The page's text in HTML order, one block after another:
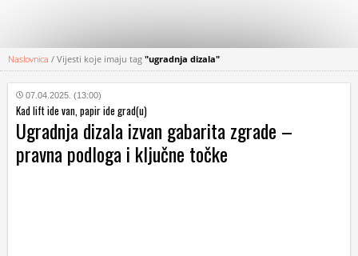
KATEGORIJE
HRVATSKI
WEB
Naslovnica / Vijesti koje imaju tag "ugradnja dizala"
07.04.2025. (13:00)
Kad lift ide van, papir ide grad(u)
Ugradnja dizala izvan gabarita zgrade –
pravna podloga i ključne točke